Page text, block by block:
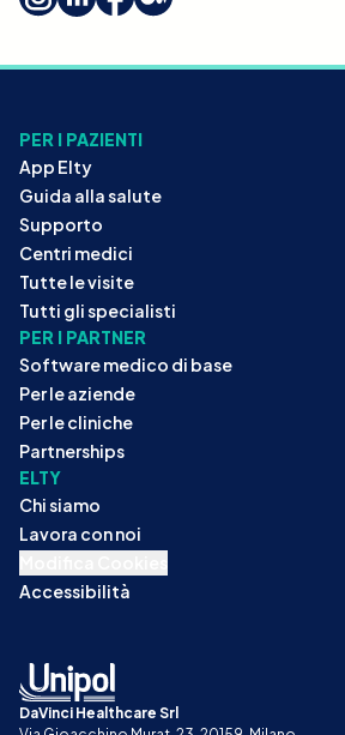
PER I PAZIENTI
App Elty
Guida alla salute
Supporto
Centri medici
Tutte le visite
Tutti gli specialisti
PER I PARTNER
Software medico di base
Per le aziende
Per le cliniche
Partnerships
ELTY
Chi siamo
Lavora con noi
Accessibilità
DaVinci Healthcare Srl